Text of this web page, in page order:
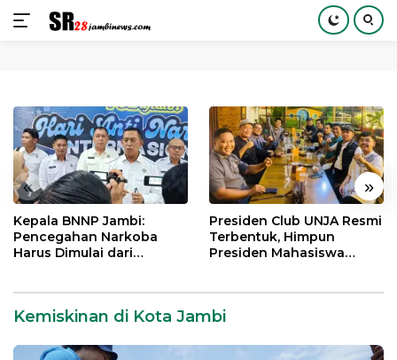
konten
« »
Kepala BNNP Jambi:
Pencegahan Narkoba
Harus Dimulai dari
Presiden Club UNJA Resmi
Terbentuk, Himpun
Presiden Mahasiswa
Kemiskinan di Kota Jambi